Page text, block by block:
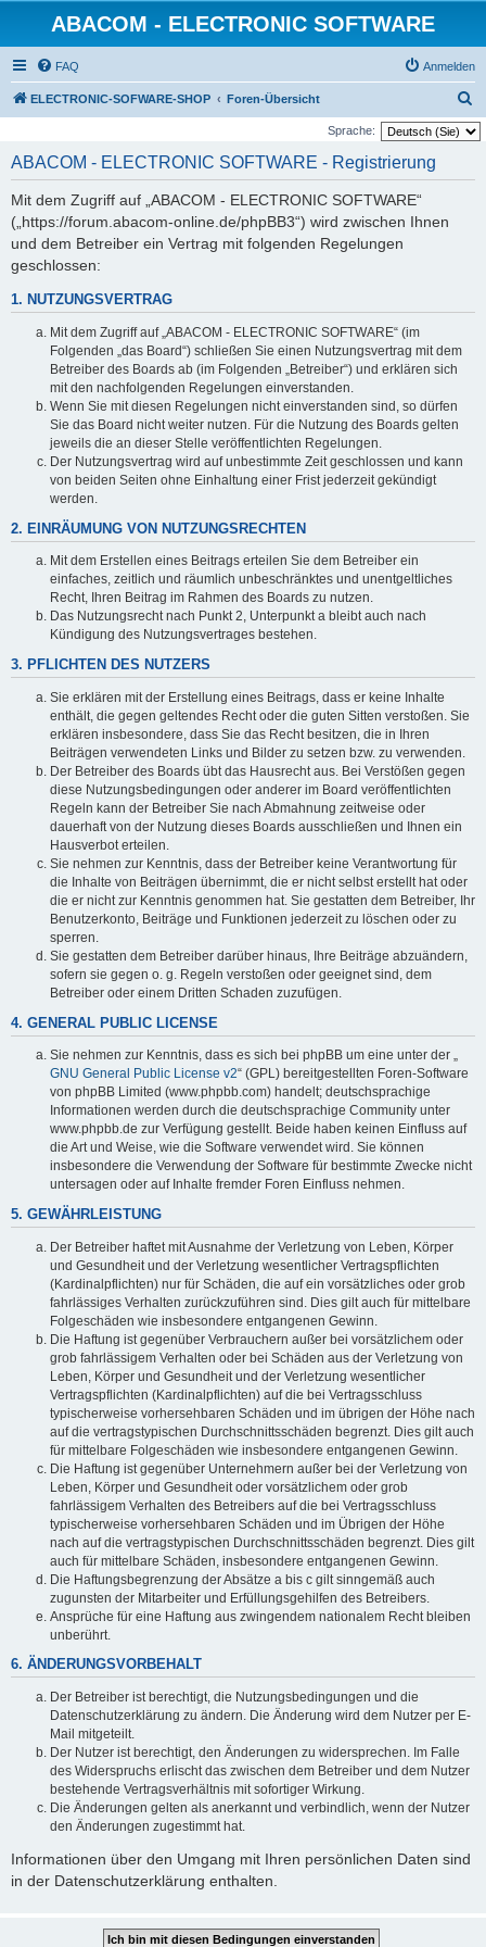
ABACOM - ELECTRONIC SOFTWARE
FAQ Anmelden
ELECTRONIC-SOFWARE-SHOP Foren-Übersicht
u
Sprache:
ABACOM - ELECTRONIC SOFTWARE - Registrierung
Mit dem Zugriff auf „ABACOM - ELECTRONIC SOFTWARE“
(„https://forum.abacom-online.de/phpBB3“) wird zwischen Ihnen
und dem Betreiber ein Vertrag mit folgenden Regelungen
geschlossen:
1. NUTZUNGSVERTRAG
Mit dem Zugriff auf „ABACOM - ELECTRONIC SOFTWARE“ (im
Folgenden „das Board“) schließen Sie einen Nutzungsvertrag mit dem
Betreiber des Boards ab (im Folgenden „Betreiber“) und erklären sich
mit den nachfolgenden Regelungen einverstanden.
Wenn Sie mit diesen Regelungen nicht einverstanden sind, so dürfen
Sie das Board nicht weiter nutzen. Für die Nutzung des Boards gelten
jeweils die an dieser Stelle veröffentlichten Regelungen.
Der Nutzungsvertrag wird auf unbestimmte Zeit geschlossen und kann
von beiden Seiten ohne Einhaltung einer Frist jederzeit gekündigt
werden.
2. EINRÄUMUNG VON NUTZUNGSRECHTEN
Mit dem Erstellen eines Beitrags erteilen Sie dem Betreiber ein
einfaches, zeitlich und räumlich unbeschränktes und unentgeltliches
Recht, Ihren Beitrag im Rahmen des Boards zu nutzen.
Das Nutzungsrecht nach Punkt 2, Unterpunkt a bleibt auch nach
Kündigung des Nutzungsvertrages bestehen.
3. PFLICHTEN DES NUTZERS
Sie erklären mit der Erstellung eines Beitrags, dass er keine Inhalte
enthält, die gegen geltendes Recht oder die guten Sitten verstoßen. Sie
erklären insbesondere, dass Sie das Recht besitzen, die in Ihren
Beiträgen verwendeten Links und Bilder zu setzen bzw. zu verwenden.
Der Betreiber des Boards übt das Hausrecht aus. Bei Verstößen gegen
diese Nutzungsbedingungen oder anderer im Board veröffentlichten
Regeln kann der Betreiber Sie nach Abmahnung zeitweise oder
dauerhaft von der Nutzung dieses Boards ausschließen und Ihnen ein
Hausverbot erteilen.
Sie nehmen zur Kenntnis, dass der Betreiber keine Verantwortung für
die Inhalte von Beiträgen übernimmt, die er nicht selbst erstellt hat oder
die er nicht zur Kenntnis genommen hat. Sie gestatten dem Betreiber, Ihr
Benutzerkonto, Beiträge und Funktionen jederzeit zu löschen oder zu
sperren.
Sie gestatten dem Betreiber darüber hinaus, Ihre Beiträge abzuändern,
sofern sie gegen o. g. Regeln verstoßen oder geeignet sind, dem
Betreiber oder einem Dritten Schaden zuzufügen.
4. GENERAL PUBLIC LICENSE
Sie nehmen zur Kenntnis, dass es sich bei phpBB um eine unter der „
GNU General Public License v2“ (GPL) bereitgestellten Foren-Software
von phpBB Limited (www.phpbb.com) handelt; deutschsprachige
Informationen werden durch die deutschsprachige Community unter
www.phpbb.de zur Verfügung gestellt. Beide haben keinen Einfluss auf
die Art und Weise, wie die Software verwendet wird. Sie können
insbesondere die Verwendung der Software für bestimmte Zwecke nicht
untersagen oder auf Inhalte fremder Foren Einfluss nehmen.
5. GEWÄHRLEISTUNG
Der Betreiber haftet mit Ausnahme der Verletzung von Leben, Körper
und Gesundheit und der Verletzung wesentlicher Vertragspflichten
(Kardinalpflichten) nur für Schäden, die auf ein vorsätzliches oder grob
fahrlässiges Verhalten zurückzuführen sind. Dies gilt auch für mittelbare
Folgeschäden wie insbesondere entgangenen Gewinn.
Die Haftung ist gegenüber Verbrauchern außer bei vorsätzlichem oder
grob fahrlässigem Verhalten oder bei Schäden aus der Verletzung von
Leben, Körper und Gesundheit und der Verletzung wesentlicher
Vertragspflichten (Kardinalpflichten) auf die bei Vertragsschluss
typischerweise vorhersehbaren Schäden und im übrigen der Höhe nach
auf die vertragstypischen Durchschnittsschäden begrenzt. Dies gilt auch
für mittelbare Folgeschäden wie insbesondere entgangenen Gewinn.
Die Haftung ist gegenüber Unternehmern außer bei der Verletzung von
Leben, Körper und Gesundheit oder vorsätzlichem oder grob
fahrlässigem Verhalten des Betreibers auf die bei Vertragsschluss
typischerweise vorhersehbaren Schäden und im Übrigen der Höhe
nach auf die vertragstypischen Durchschnittsschäden begrenzt. Dies gilt
auch für mittelbare Schäden, insbesondere entgangenen Gewinn.
Die Haftungsbegrenzung der Absätze a bis c gilt sinngemäß auch
zugunsten der Mitarbeiter und Erfüllungsgehilfen des Betreibers.
Ansprüche für eine Haftung aus zwingendem nationalem Recht bleiben
unberührt.
6. ÄNDERUNGSVORBEHALT
Der Betreiber ist berechtigt, die Nutzungsbedingungen und die
Datenschutzerklärung zu ändern. Die Änderung wird dem Nutzer per E-
Mail mitgeteilt.
Der Nutzer ist berechtigt, den Änderungen zu widersprechen. Im Falle
des Widerspruchs erlischt das zwischen dem Betreiber und dem Nutzer
bestehende Vertragsverhältnis mit sofortiger Wirkung.
Die Änderungen gelten als anerkannt und verbindlich, wenn der Nutzer
den Änderungen zugestimmt hat.
Informationen über den Umgang mit Ihren persönlichen Daten sind
in der Datenschutzerklärung enthalten.